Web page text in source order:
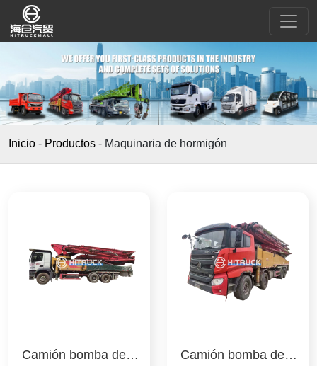
Inicio - Productos - Maquinaria de hormigón
Camión bomba de h
Camión bomba de h